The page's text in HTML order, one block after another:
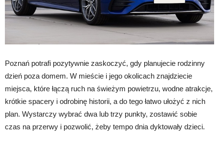
Poznań potrafi pozytywnie zaskoczyć, gdy planujecie rodzinny
dzień poza domem. W mieście i jego okolicach znajdziecie
miejsca, które łączą ruch na świeżym powietrzu, wodne atrakcje,
krótkie spacery i odrobinę historii, a do tego łatwo ułożyć z nich
plan. Wystarczy wybrać dwa lub trzy punkty, zostawić sobie
czas na przerwy i pozwolić, żeby tempo dnia dyktowały dzieci.